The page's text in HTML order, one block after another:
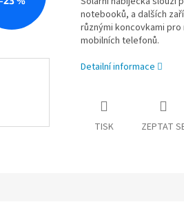
notebooků, a dalších
různými koncovkami
mobilních telefonů.
Detailní informace
TISK ZEPTAT